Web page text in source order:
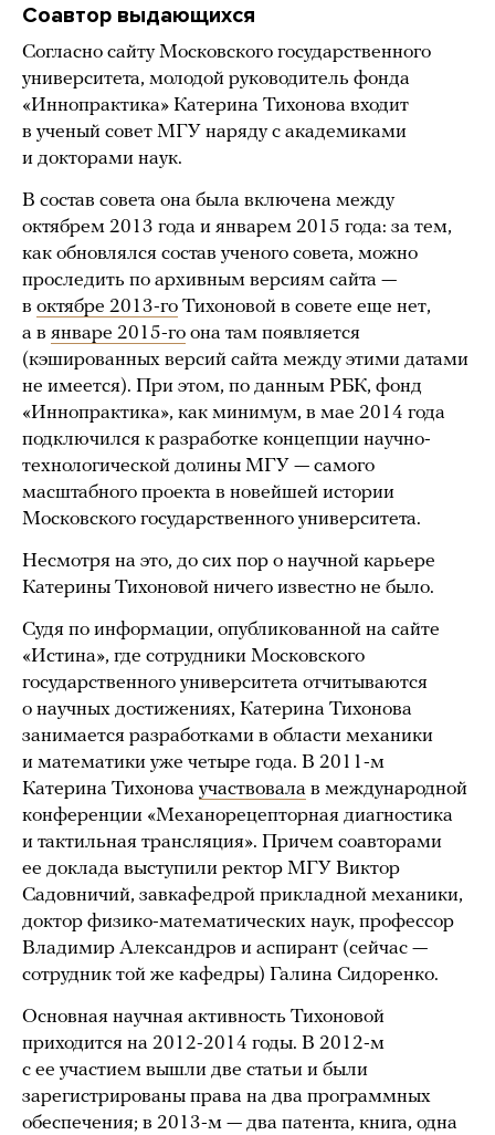
Соавтор выдающихся
Согласно сайту Московского государственного
университета, молодой руководитель фонда
«Иннопрактика» Катерина Тихонова входит
в ученый совет МГУ наряду с академиками
и докторами наук.
В состав совета она была включена между
октябрем 2013 года и январем 2015 года: за тем,
как обновлялся состав ученого совета, можно
проследить по архивным версиям сайта —
в октябре 2013-го Тихоновой в совете еще нет,
а в январе 2015-го она там появляется
(кэшированных версий сайта между этими датами
не имеется). При этом, по данным РБК, фонд
«Иннопрактика», как минимум, в мае 2014 года
подключился к разработке концепции научно-
технологической долины МГУ — самого
масштабного проекта в новейшей истории
Московского государственного университета.
Несмотря на это, до сих пор о научной карьере
Катерины Тихоновой ничего известно не было.
Судя по информации, опубликованной на сайте
«Истина», где сотрудники Московского
государственного университета отчитываются
о научных достижениях, Катерина Тихонова
занимается разработками в области механики
и математики уже четыре года. В 2011-м
Катерина Тихонова участвовала в международной
конференции «Механорецепторная диагностика
и тактильная трансляция». Причем соавторами
ее доклада выступили ректор МГУ Виктор
Садовничий, завкафедрой прикладной механики,
доктор физико-математических наук, профессор
Владимир Александров и аспирант (сейчас —
сотрудник той же кафедры) Галина Сидоренко.
Основная научная активность Тихоновой
приходится на 2012-2014 годы. В 2012-м
с ее участием вышли две статьи и были
зарегистрированы права на два программных
обеспечения; в 2013-м — два патента, книга, одна